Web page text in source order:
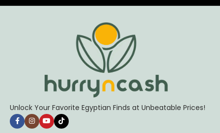
Unlock Your Favorite Egyptian Finds at Unbeatable Prices!